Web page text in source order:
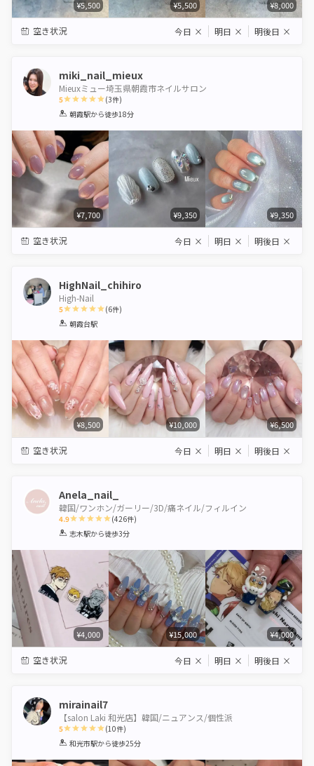
¥5,500 ¥5,500 ¥8,000
空き状況 今日 × 明日 × 明後日 ×
miki_nail_mieux
Mieuxミュー埼玉県朝霞市ネイルサロン
5
1 2 3 4 5
(3件)
朝霞駅から徒歩18分
¥7,700 ¥9,350 ¥9,350
空き状況 今日 × 明日 × 明後日 ×
HighNail_chihiro
High-Nail
5
1 2 3 4 5
(6件)
朝霞台駅
¥8,500 ¥10,000 ¥6,500
空き状況 今日 × 明日 × 明後日 ×
Anela_nail_
韓国/ワンホン/ガーリー/3D/痛ネイル/フィルイン
4.9
1 2 3 4 5
(426件)
志木駅から徒歩3分
¥4,000 ¥15,000 ¥4,000
空き状況 今日 × 明日 × 明後日 ×
mirainail7
【salon Laki 和光店】韓国/ニュアンス/個性派
5
1 2 3 4 5
(10件)
和光市駅から徒歩25分